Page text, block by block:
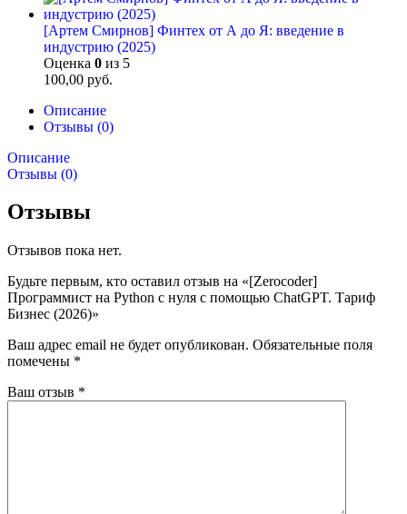
[Артем Смирнов] Финтех от А до Я: введение в
индустрию (2025)
Оценка 0 из 5
100,00 руб.
Описание
Отзывы (0)
Описание
Отзывы (0)
Отзывы
Отзывов пока нет.
Будьте первым, кто оставил отзыв на «[Zerocoder]
Программист на Python с нуля с помощью ChatGPT. Тариф
Бизнес (2026)»
Ваш адрес email не будет опубликован. Обязательные поля
помечены *
Ваш отзыв *